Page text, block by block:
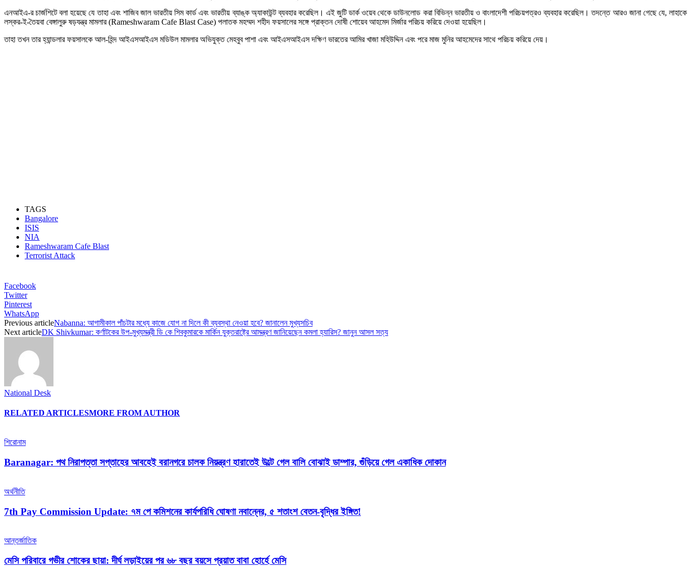
এনআইএ-র চার্জশিটে বলা হয়েছে যে তাহা এবং শাজিব জাল ভারতীয় সিম কার্ড এবং ভারতীয় ব্যাঙ্ক অ্যাকাউন্ট ব্যবহার করেছিল। এই জুটি ডার্ক ওয়েব থেকে ডাউনলোড করা বিভিন্ন ভারতীয় ও বাংলাদেশী পরিচয়পত্রও ব্যবহার করেছিল। তদন্তে আরও জানা গেছে যে, লাহাকে
লস্কর-ই-তৈয়বা বেঙ্গালুরু ষড়যন্ত্র মামলার (Rameshwaram Cafe Blast Case) পলাতক মহম্মদ শহীদ ফয়সালের সঙ্গে প্রাক্তন দোষী শোয়েব আহমেদ মির্জার পরিচয় করিয়ে দেওয়া হয়েছিল।
তাহা তখন তার হ্যান্ডলার ফয়সালকে আল-হিন্দ আইএসআইএস মডিউল মামলার অভিযুক্ত মেহবুব পাশা এবং আইএসআইএস দক্ষিণ ভারতের আমির খাজা মহিউদ্দিন এবং পরে মাজ মুনির আহমেদের সাথে পরিচয় করিয়ে দেয়।
TAGS
Bangalore
ISIS
NIA
Rameshwaram Cafe Blast
Terrorist Attack
Facebook
Twitter
Pinterest
WhatsApp
Previous articleNabanna: আগামীকাল পাঁচটার মধ্যে কাজে যোগ না দিলে কী ব্যবস্থা নেওয়া হবে? জানালেন মুখ্যসচিব
Next articleDK Shivkumar: কর্ণাটকের উপ-মুখ্যমন্ত্রী ডি কে শিবকুমারকে মার্কিন যুক্তরাষ্ট্রে আমন্ত্রণ জানিয়েছেন কমলা হ্যারিস? জানুন আসল সত্য
National Desk
RELATED ARTICLESMORE FROM AUTHOR
শিরোনাম
Baranagar: পথ নিরাপত্তা সপ্তাহের আবহেই বরানগরে চালক নিয়ন্ত্রণ হারাতেই উল্টে গেল বালি বোঝাই ডাম্পার, গুঁড়িয়ে গেল একাধিক দোকান
অর্থনীতি
7th Pay Commission Update: ৭ম পে কমিশনের কার্যপরিধি ঘোষণা নবান্নের, ৫ শতাংশ বেতন-বৃদ্ধির ইঙ্গিত!
আন্তর্জাতিক
মেসি পরিবারে গভীর শোকের ছায়া: দীর্ঘ লড়াইয়ের পর ৬৮ বছর বয়সে প্রয়াত বাবা হোর্হে মেসি